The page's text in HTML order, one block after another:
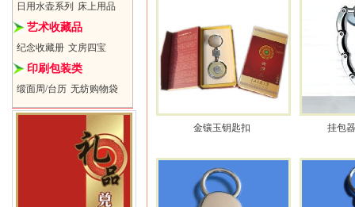
日用水壶系列 床上用品
艺术收藏品
纪念收藏册 文房四宝
印刷包装类
缎面周/台历 无纺购物袋
金镶玉钥匙扣 挂包